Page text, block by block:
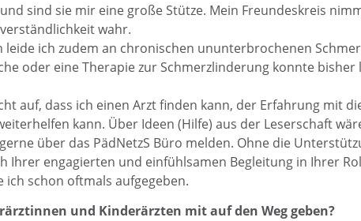
sind sie mir eine große Stütze. Mein Freundeskreis
wahr.
leide ich zudem an chronischen ununterbrochenen
oder eine Therapie zur Schmerzlinderung konnte bisher
auf, dass ich einen Arzt finden kann, der Erfahrung mit
kann. Über Ideen (Hilfe) aus der Leserschaft
über das PädNetzS Büro melden. Ohne die
Ihrer engagierten und einfühlsamen Begleitung in Ihrer
schon oftmals aufgegeben.
und Kinderärzten mit auf den Weg geben?